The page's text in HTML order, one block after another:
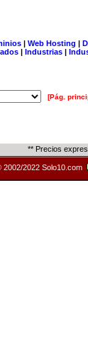
| Web Hosting |
| Industrias |
[Pág.
** Precios
2002/2022 Solo10.com